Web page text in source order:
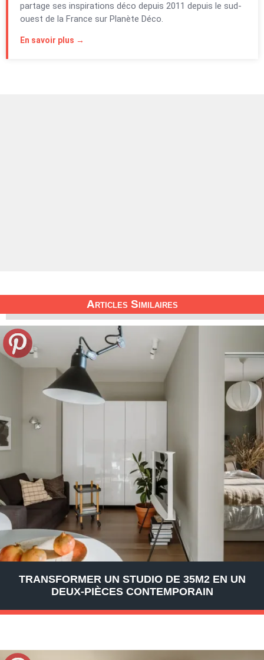
partage ses inspirations déco depuis 2011 depuis le sud-
ouest de la France sur Planète Déco.
En savoir plus →
Articles Similaires
TRANSFORMER UN STUDIO DE 35M2 EN UN
DEUX-PIÈCES CONTEMPORAIN